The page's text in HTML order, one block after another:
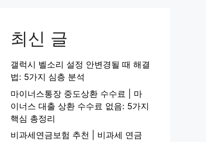
최신 글
갤럭시 벨소리 설정 안변경될 때 해결
법: 5가지 심층 분석
마이너스통장 중도상환 수수료 | 마
이너스 대출 상환 수수료 없음: 5가지
핵심 총정리
비과세연금보험 추천 | 비과세 연금